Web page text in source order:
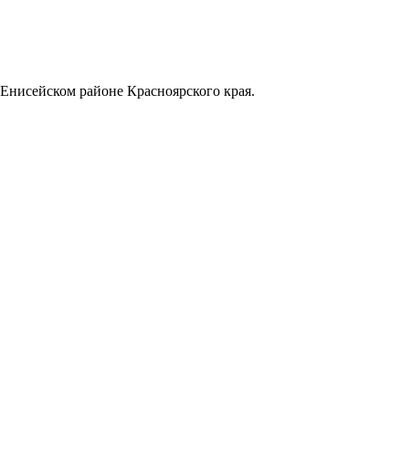
районе Красноярского края.